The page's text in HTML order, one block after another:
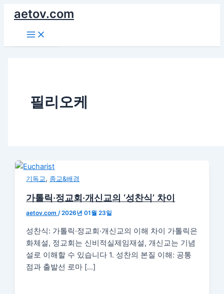
로
aetov.com
Main
Menu
필리오케
기독교, 종교&배경
가톨릭·정교회·개신교의 ‘성찬식’ 차이
aetov.com/2026년 01월 23일
성찬식: 가톨릭·정교회·개신교의 이해 차이 가톨릭은
화체설, 정교회는 신비적실제임재설, 개신교는 기념
설로 이해할 수 있습니다 1. 성찬의 본질 이해: 공통
점과 출발선 로마 […]